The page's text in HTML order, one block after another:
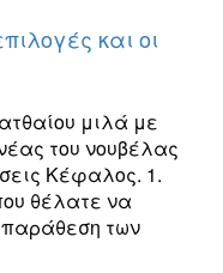
και οι
μιλά με
του νουβέλας
Κέφαλος. 1.
θέλατε να
των